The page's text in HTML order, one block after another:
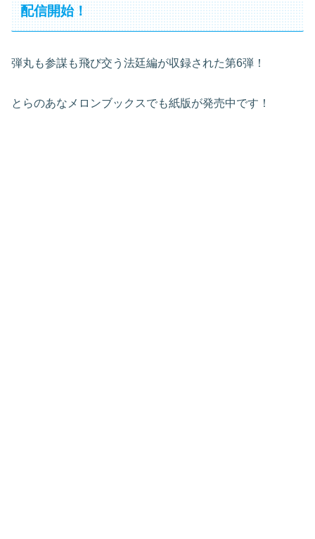
配信開始！
弾丸も参謀も飛び交う法廷編が収録された第6弾！
とらのあなメロンブックスでも紙版が発売中です！